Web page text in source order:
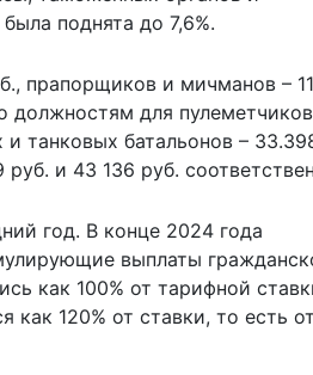
поднята до 7,6%.
прапорщиков и мичманов –
должностям для
танковых батальонов –
и 43 136 руб.
год. В конце 2024 года
выплаты
как 100% от тарифной
как 120% от ставки, то есть